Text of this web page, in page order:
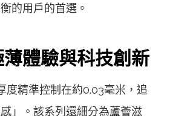
的用戶的首選。
體驗與科技創新
度精準控制在約0.03毫米，追
」。該系列還細分為蘆薈滋